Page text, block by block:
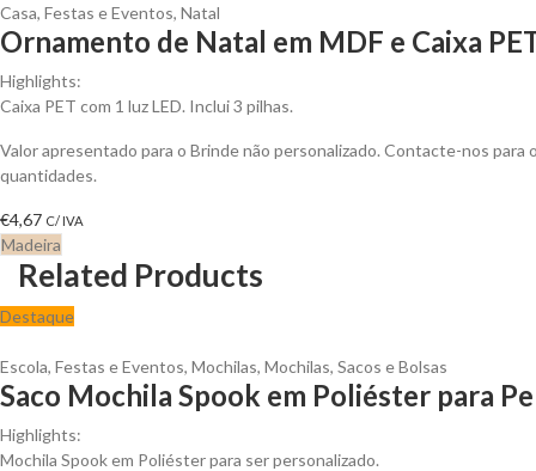
Casa, Festas e Eventos, Natal
Ornamento de Natal em MDF e Caixa
Highlights:
Caixa PET com 1 luz LED. Inclui 3 pilhas.
Valor apresentado para o Brinde não personalizado. Contacte-nos
quantidades.
€4,67 C/ IVA
Madeira
Related Products
Destaque
Escola, Festas e Eventos, Mochilas, Mochilas, Sacos e Bolsas
Saco Mochila Spook em Poliéster para
Highlights:
Mochila Spook em Poliéster para ser personalizado.